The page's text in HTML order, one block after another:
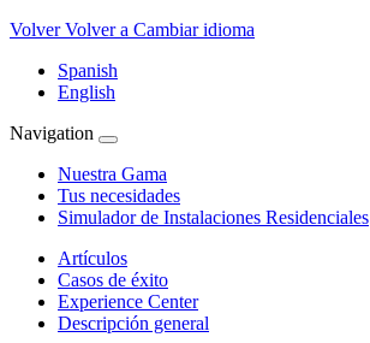
Volver Volver a Cambiar idioma
Spanish
English
Navigation
Nuestra Gama
Tus necesidades
Simulador de Instalaciones Residenciales
Artículos
Casos de éxito
Experience Center
Descripción general